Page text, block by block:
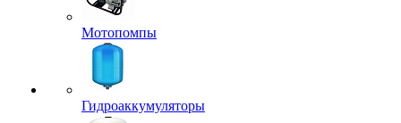
Мотопомпы
Гидроаккумуляторы